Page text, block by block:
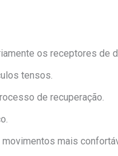
os receptores de
tensos.
de recuperação.
movimentos mais